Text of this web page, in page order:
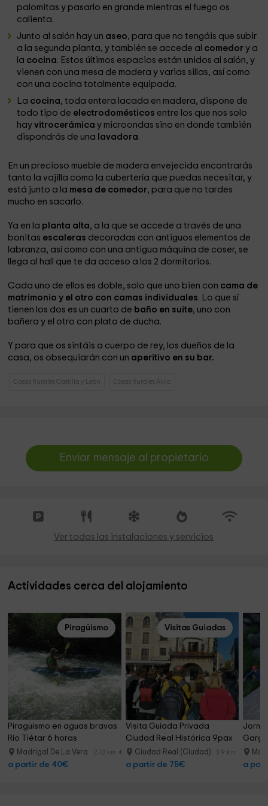
palomitas y pasarlo en grande mientras el fuego os
calienta.
Junto al salón hay un aseo, para que no tengáis que subir
a la segunda planta, y también se accede al comedory a
la cocina. Estos últimos espacios están unidos al salón, y
vienen con una mesa de madera y varias sillas, así como
con una cocina totalmente equipada.
La cocina, toda entera lacada en madera, dispone de
todo tipo de electrodomésticos entre los que nos solo
hayvitrocerámicay microondas sino en donde también
dispondrás de una lavadora.
En un precioso mueble de madera envejecida encontrarás
tanto la vajilla como la cubertería que puedas necesitar, y
está junto a la mesa de comedor, para que no tardes
mucho en sacarlo.
Ya en la planta alta, a la que se accede a través de una
bonitas escaleras decoradas con antiguos elementos de
labranza, así como con una antigua máquina de coser, se
llega al hall que te da acceso a los 2 dormitorios.
Cada uno de ellos es doble, solo que uno bien con cama de
matrimonio y el otro con camas individuales. Lo que sí
tienen los dos es un cuarto de baño en suite, uno con
bañera y el otro con plato de ducha.
Y para que os sintáis a cuerpo de rey, los dueños de la
casa, os obsequiarán con un aperitivo en su bar.
Casas Rurales Castilla y León Casas Rurales Ávila
Enviar mensaje al propietario
Ver todas las instalaciones y servicios
Actividades cerca del alojamiento
Piragüismo
Piragüismo en aguas bravas
Río Tiétar 6 horas
Madrigal De La Vera 27.3 km
a partir de 40€
Visitas Guiadas
Visita Guiada Privada
Ciudad Real Histórica 9pax
Ciudad Real (Ciudad) 3.9 km
a partir de 75€ a